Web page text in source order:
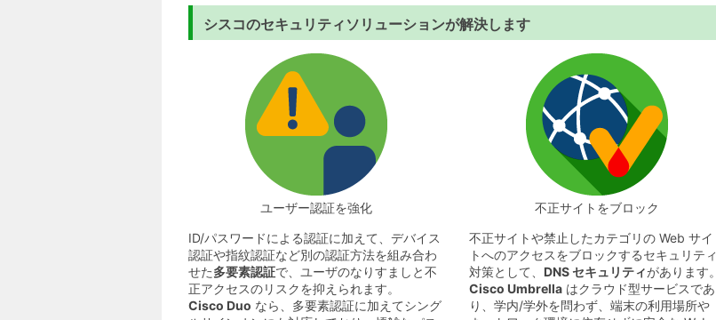
シスコのセキュリティソリューションが解決します
ユーザー認証を強化
ID/パスワードによる認証に加えて、デバイス
認証や指紋認証など別の認証方法を組み合わ
せた多要素認証で、ユーザのなりすましと不
正アクセスのリスクを抑えられます。
Cisco Duo なら、多要素認証に加えてシング
不正サイトをブロック
不正サイトや禁止したカテゴリの Web サイ
トへのアクセスをブロックするセキュリティ
対策として、 DNS セキュリティがあります。
Cisco Umbrellaはクラウド型サービスであ
り、学内/学外を問わず、端末の利用場所や